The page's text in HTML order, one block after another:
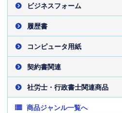
ビジネスフォーム
履歴書
コンピュータ用紙
契約書関連
社労士・行政書士関連商品
商品ジャンル一覧へ